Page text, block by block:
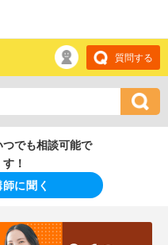
質問する
でも相談可能で
す！
に聞く